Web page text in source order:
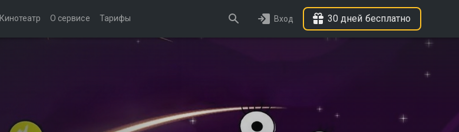
Кинотеатр О сервисе Тарифы Вход 30 дней бесплатно